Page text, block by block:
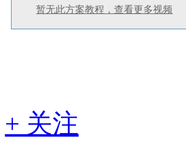
暂无此方案教程，查看更多视频
+ 关注